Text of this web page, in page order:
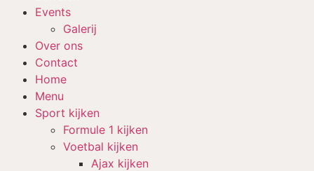
Events
Galerij
Over ons
Contact
Home
Menu
Sport kijken
Formule 1 kijken
Voetbal kijken
Ajax kijken